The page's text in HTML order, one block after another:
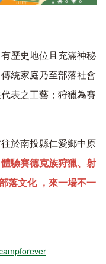
歷史地位且充滿神秘
統家庭乃至部落社會
表之工藝；狩獵為賽
於南投縣仁愛鄉中原
驗賽德克族狩獵、射
落文化 ，來一場不一